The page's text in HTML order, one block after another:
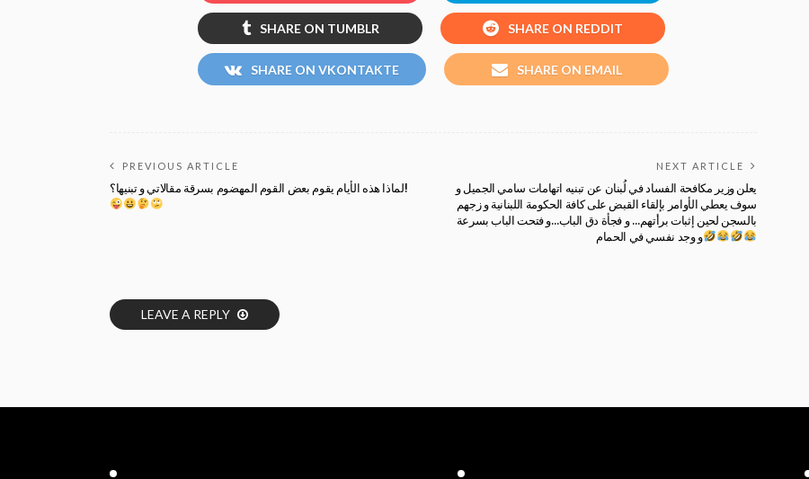
SHARE ON TUMBLR SHARE ON REDDIT
SHARE ON VKONTAKTE SHARE ON EMAIL
PREVIOUS ARTICLE
لماذا هذه الأيام يقوم بعض القوم المهضوم بسرقة مقالاتي و تبنيها؟!
NEXT ARTICLE
يعلن وزير مكافحة الفساد في لُبنان عن تبنيه اتهامات سامي الجميل و
سوف يعطي الأوامر بإلقاء القبض على كافة الحكومة اللبنانية و زجهم
بالسجن لحين إثبات برأتهم… و فجأة دق الباب…و فتحت الباب بسرعة
و وجد نفسي في الحمام
LEAVE A REPLY